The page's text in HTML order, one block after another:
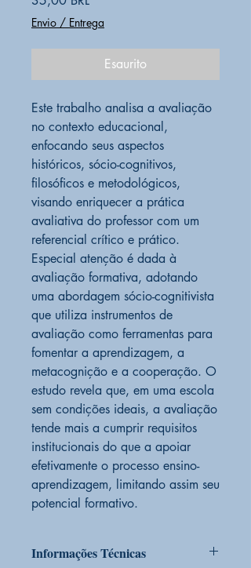
Envio / Entrega
Esaurito
Este trabalho analisa a avaliação
no contexto educacional,
enfocando seus aspectos
históricos, sócio-cognitivos,
filosóficos e metodológicos,
visando enriquecer a prática
avaliativa do professor com um
referencial crítico e prático.
Especial atenção é dada à
avaliação formativa, adotando
uma abordagem sócio-cognitivista
que utiliza instrumentos de
avaliação como ferramentas para
fomentar a aprendizagem, a
metacognição e a cooperação. O
estudo revela que, em uma escola
sem condições ideais, a avaliação
tende mais a cumprir requisitos
institucionais do que a apoiar
efetivamente o processo ensino-
aprendizagem, limitando assim seu
potencial formativo.
Informações Técnicas